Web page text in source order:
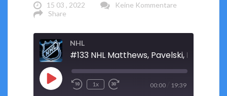
15 03 , 2022
Keine Kommentare
Share
NHL
Play
Rewind
1x
Fast
00:00 19:39